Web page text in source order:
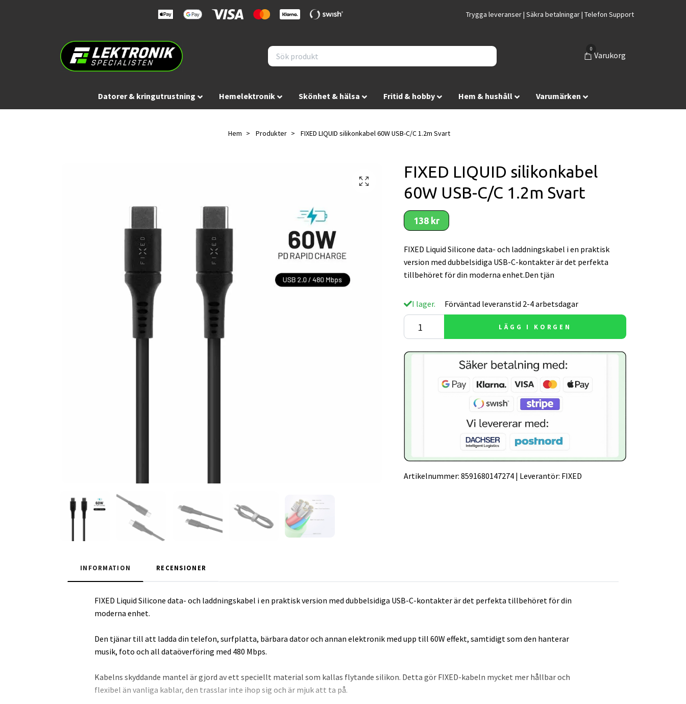
Trygga leveranser | Säkra betalningar | Telefon Support
0
Varukorg
Datorer & kringutrustning Hemelektronik Skönhet & hälsa Fritid & hobby Hem & hushåll Varumärken
Hem Produkter FIXED LIQUID silikonkabel 60W USB-C/C 1.2m Svart
FIXED LIQUID silikonkabel
60W USB-C/C 1.2m Svart
138 kr
FIXED Liquid Silicone data- och laddningskabel i en praktisk
version med dubbelsidiga USB-C-kontakter är det perfekta
tillbehöret för din moderna enhet.Den tjän
I lager. Förväntad leveranstid 2-4 arbetsdagar
LÄGG I KORGEN
Artikelnummer: 8591680147274 | Leverantör: FIXED
INFORMATION RECENSIONER
FIXED Liquid Silicone data- och laddningskabel i en praktisk version med dubbelsidiga USB-C-kontakter är det perfekta tillbehöret för din
moderna enhet.
Den tjänar till att ladda din telefon, surfplatta, bärbara dator och annan elektronik med upp till 60W effekt, samtidigt som den hanterar
musik, foto och all dataöverföring med 480 Mbps.
Kabelns skyddande mantel är gjord av ett speciellt material som kallas flytande silikon. Detta gör FIXED-kabeln mycket mer hållbar och
flexibel än vanliga kablar, den trasslar inte ihop sig och är mjuk att ta på.